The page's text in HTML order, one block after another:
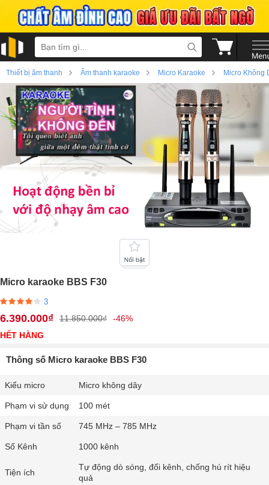
Thiết bị âm thanh › Âm thanh karaoke › Micro Karaoke › Micro Không
Micro karaoke BBS F30
3
6.390.000₫ 11.850.000₫
-46%
HẾT HÀNG
Thông số Micro karaoke BBS F30
Kiểu micro Micro không dây
Phạm vi sử dụng 100 mét
Phạm vi tần số 745 MHz – 785 MHz
Số Kênh 1000 kênh
Tiện ích
Tự động dò sóng, đổi kênh, chống hú rít hiệu
quả